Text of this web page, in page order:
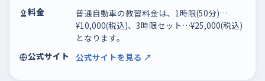
料金
普通自動車の教習料金は、1時限(50分)…
¥10,000(税込)、3時限セット…¥25,000(税込)
となります。
公式サイト
公式サイトを見る ↗